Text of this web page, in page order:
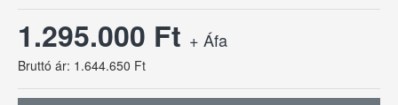
Teljesítmény: 7,76 kW
1.295.000 Ft + Áfa
Bruttó ár: 1.644.650 Ft